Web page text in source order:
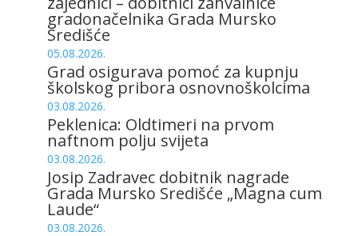
gradonačelnika Grada Mursko
Središće
05.08.2026.
Grad osigurava pomoć za kupnju
školskog pribora osnovnoškolcima
03.08.2026.
Peklenica: Oldtimeri na prvom
naftnom polju svijeta
03.08.2026.
Josip Zadravec dobitnik nagrade
Grada Mursko Središće „Magna cum
Laude“
03.08.2026.